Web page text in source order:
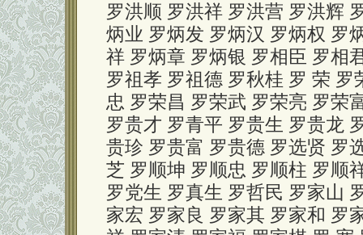
罗洪顺 罗洪祥 罗洪营 罗洪辉
炳业 罗炳发 罗炳汉 罗炳权 罗
祥 罗炳章 罗炳银 罗相臣 罗相
罗祖孝 罗祖德 罗秋桂 罗 荣
忠 罗荣昌 罗荣武 罗荣亮 罗荣
罗贵才 罗青平 罗贵生 罗贵龙
贵珍 罗贵富 罗贵德 罗选贤 罗
芝 罗顺坤 罗顺忠 罗顺柱 罗顺
罗党生 罗真生 罗哲民 罗家山
家宏 罗家良 罗家其 罗家和 罗